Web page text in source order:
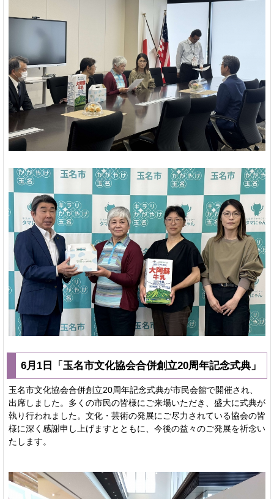
6月1日「玉名市文化協会合併創立20周年記念式典」
玉名市文化協会合併創立20周年記念式典が市民会館で開催され、
出席しました。多くの市民の皆様にご来場いただき、盛大に式典が
執り行われました。文化・芸術の発展にご尽力されている協会の皆
様に深く感謝申し上げますとともに、今後の益々のご発展を祈念い
たします。